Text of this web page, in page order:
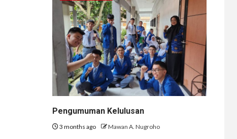
Pengumuman Kelulusan
3 months ago Mawan A. Nugroho